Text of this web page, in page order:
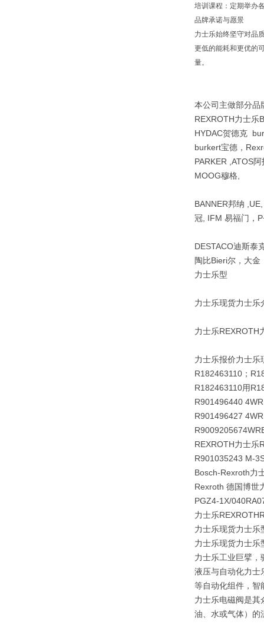
培训课程：定期举办
品牌承诺与愿景
力士乐始终坚守对品
更低的能耗和更优的
量。
本公司主做部分品
REXROTH力士乐
HYDAC贺德克
burkert宝德，
PARKER ,ATOS
MOOG穆格,
BANNER邦纳
冠, IFM 易福门，
DESTACO迪斯泰
陶比Bieri尔，大金
力士乐型
力士乐现货力士乐
力士乐REXROTH
力士乐报价力士
R182463110；
R182463110用
R901496440
R901496427
REXROTH力士
R901035243 M-
Bosch-Rexroth力
Rexroth 德国博世
PGZ4-1X/
力士乐REXROTH
力士乐现货力士
力士乐现货力士
力士乐工业巨擘，
液压与自动化力士
等自动化组件，智
力士乐电磁阀是其
油、水或气体）的